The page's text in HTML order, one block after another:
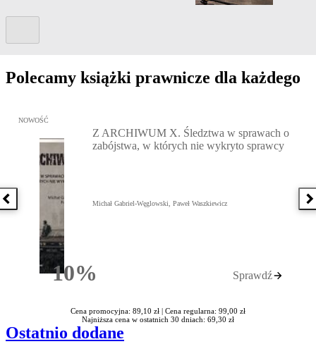
Polecamy książki prawnicze dla każdego
Poprzednia książka
Przejdź do: Z ARCHIWUM X. Śledztwa w sprawach o
NOWOŚĆ
10%Rabatu
Z ARCHIWUM X. Śledztwa w sprawach o
zabójstwa, w których nie wykryto sprawcy
Michał Gabriel-Węglowski, Paweł Waszkiewicz
Sprawdź
Cena promocyjna: 89,10 zł | Cena regularna: 99,00 zł
Najniższa cena w ostatnich 30 dniach: 69,30 zł
Ostatnio dodane